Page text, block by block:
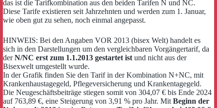
das ist die Tarifkombination aus den beiden Tarifen N und NC.
Diese Tarife existieren seit Jahrzehnten und werden zum 1. Januar,
wie oben gut zu sehen, noch einmal angepasst.
HINWEIS: Bei den Angaben VOR 2013 (bisex Welt) handelt es
sich in den Darstellungen um den vergleichbaren Vorgängertarif, da
derN/NC erst zum 1.1.2013 gestartet ist und nicht aus der
Bisexwelt umgestellt wurde.
In der Grafik finden Sie den Tarif in der Kombination N+NC, mit
Krankenhaustagegeld, Pflegeversicherung und Krankentagegeld.
Die Neugeschäftsbeiträge stiegen somit von 304,07 € bis Ende 2024
auf 763,89 €, eine Steigerung von 3,91 % pro Jahr. Mit Beginn der